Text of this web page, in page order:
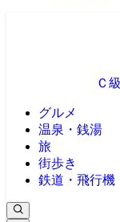
蒲田・石橋阪大前・十
Ｃ
グルメ
温泉・銭湯
旅
街歩き
鉄道・飛行機